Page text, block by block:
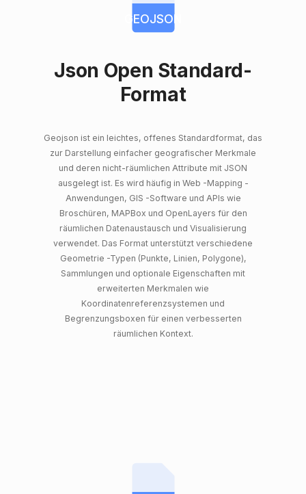
GEOJSON
Json Open Standard-
Format
Geojson ist ein leichtes, offenes Standardformat, das
zur Darstellung einfacher geografischer Merkmale
und deren nicht-räumlichen Attribute mit JSON
ausgelegt ist. Es wird häufig in Web -Mapping -
Anwendungen, GIS -Software und APIs wie
Broschüren, MAPBox und OpenLayers für den
räumlichen Datenaustausch und Visualisierung
verwendet. Das Format unterstützt verschiedene
Geometrie -Typen (Punkte, Linien, Polygone),
Sammlungen und optionale Eigenschaften mit
erweiterten Merkmalen wie
Koordinatenreferenzsystemen und
Begrenzungsboxen für einen verbesserten
räumlichen Kontext.